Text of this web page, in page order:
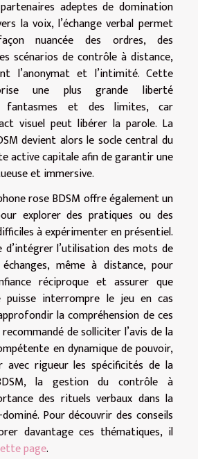
adeptes de domination
la voix, l’échange verbal permet
nuancée des ordres, des
scénarios de contrôle à distance,
l’anonymat et l’intimité. Cette
une plus grande liberté
fantasmes et des limites, car
visuel peut libérer la parole. La
devient alors le socle central du
active capitale afin de garantir une
et immersive.
rose BDSM offre également un
explorer des pratiques ou des
à expérimenter en présentiel.
d’intégrer l’utilisation des mots de
même à distance, pour
réciproque et assurer que
puisse interrompre le jeu en cas
la compréhension de ces
de solliciter l’avis de la
en dynamique de pouvoir,
avec rigueur les spécificités de la
la gestion du contrôle à
des rituels verbaux dans la
Pour découvrir des conseils
davantage ces thématiques, il
page.